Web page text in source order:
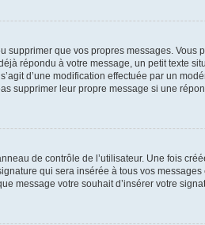
que vos propres messages.
répondu à votre message, un petit texte
d’une modification effectuée par un
supprimer leur propre message si une
de contrôle de l’utilisateur. Une fois
qui sera insérée à tous vos
message votre souhait d’insérer votre